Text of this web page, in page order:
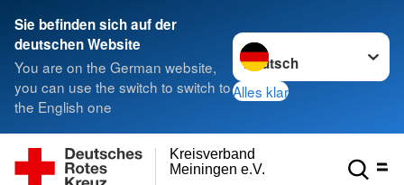
Sie befinden sich auf der
deutschen Website
You are on the German website,
you can use the switch to switch to
the English one
Sprache wechseln zu
Alles klar
Meiningen e.V.
Kreisverband